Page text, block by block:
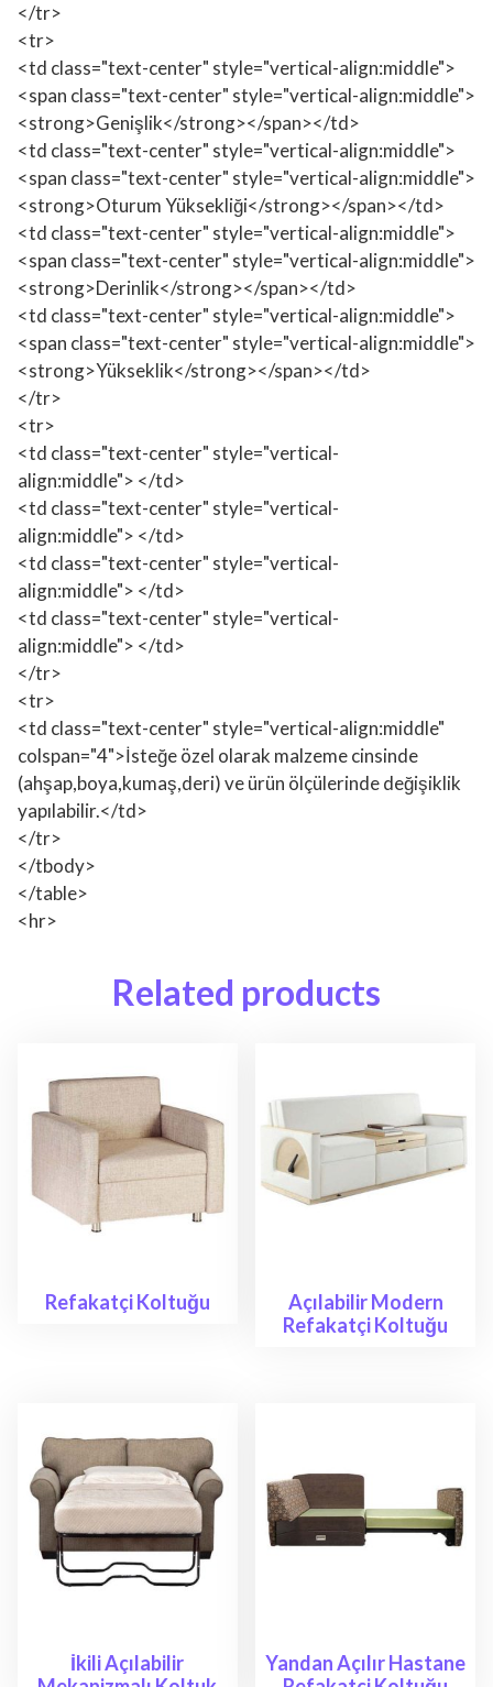
</tr>
<tr>
<td class="text-center" style="vertical-align:middle">
<span class="text-center" style="vertical-align:middle">
<strong>Genişlik</strong></span></td>
<td class="text-center" style="vertical-align:middle">
<span class="text-center" style="vertical-align:middle">
<strong>Oturum Yüksekliği</strong></span></td>
<td class="text-center" style="vertical-align:middle">
<span class="text-center" style="vertical-align:middle">
<strong>Derinlik</strong></span></td>
<td class="text-center" style="vertical-align:middle">
<span class="text-center" style="vertical-align:middle">
<strong>Yükseklik</strong></span></td>
</tr>
<tr>
<td class="text-center" style="vertical-
align:middle"> </td>
<td class="text-center" style="vertical-
align:middle"> </td>
<td class="text-center" style="vertical-
align:middle"> </td>
<td class="text-center" style="vertical-
align:middle"> </td>
</tr>
<tr>
<td class="text-center" style="vertical-align:middle"
colspan="4">İsteğe özel olarak malzeme cinsinde
(ahşap,boya,kumaş,deri) ve ürün ölçülerinde değişiklik
yapılabilir.</td>
</tr>
</tbody>
</table>
<hr>
Related products
Refakatçi Koltuğu
Açılabilir Modern
Refakatçi Koltuğu
İkili Açılabilir
Yandan Açılır Hastane